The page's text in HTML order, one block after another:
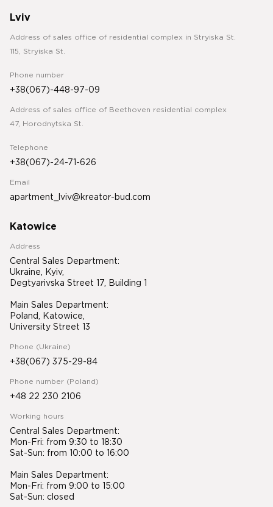
Lviv
Address of sales office of residential complex in Stryiska St.
115, Stryiska St.
Phone number
+38(067)-448-97-09
Address of sales office of Beethoven residential complex
47, Horodnytska St.
Telephone
+38(067)-24-71-626
Email
apartment_lviv@kreator-bud.com
Katowice
Address
Central Sales Department:
Ukraine, Kyiv,
Degtyarivska Street 17, Building 1
Main Sales Department:
Poland, Katowice,
University Street 13
Phone (Ukraine)
+38(067) 375-29-84
Phone number (Poland)
+48 22 230 2106
Working hours
Central Sales Department:
Mon-Fri: from 9:30 to 18:30
Sat-Sun: from 10:00 to 16:00
Main Sales Department:
Mon-Fri: from 9:00 to 15:00
Sat-Sun: closed